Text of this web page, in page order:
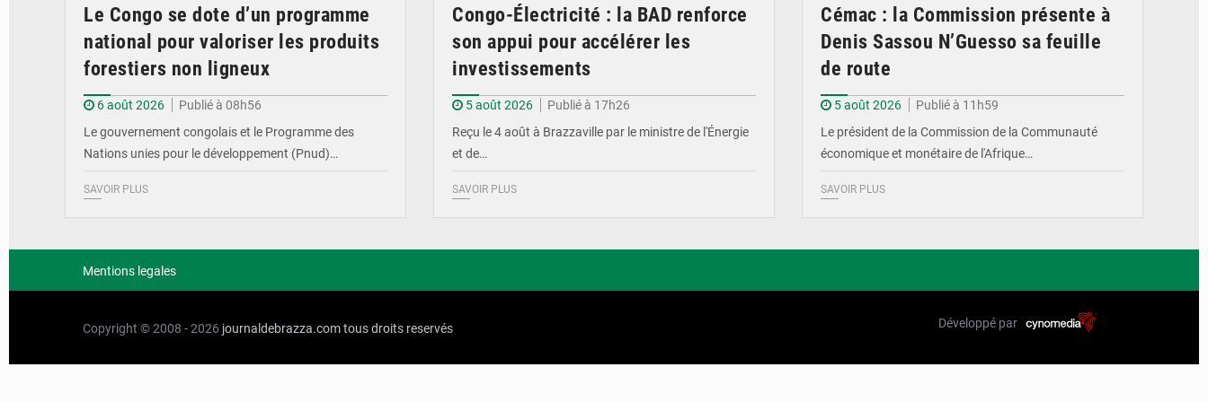
Le Congo se dote d’un programme
national pour valoriser les produits
forestiers non ligneux
6 août 2026
Publié à 08h56
Le gouvernement congolais et le Programme des
Nations unies pour le développement (Pnud)…
SAVOIR PLUS
Congo-Électricité : la BAD renforce
son appui pour accélérer les
investissements
5 août 2026
Publié à 17h26
Reçu le 4 août à Brazzaville par le ministre de l'Énergie
et de…
SAVOIR PLUS
Cémac : la Commission présente à
Denis Sassou N’Guesso sa feuille
de route
5 août 2026
Publié à 11h59
Le président de la Commission de la Communauté
économique et monétaire de l'Afrique…
SAVOIR PLUS
Mentions legales
Copyright © 2008 - 2026 journaldebrazza.comtous droits reservés Développé par